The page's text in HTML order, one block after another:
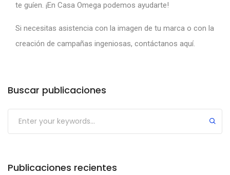
te guíen. ¡En Casa Omega podemos ayudarte!
Si necesitas asistencia con la imagen de tu marca o con la
creación de campañas ingeniosas, contáctanos aquí.
Buscar publicaciones
Publicaciones recientes